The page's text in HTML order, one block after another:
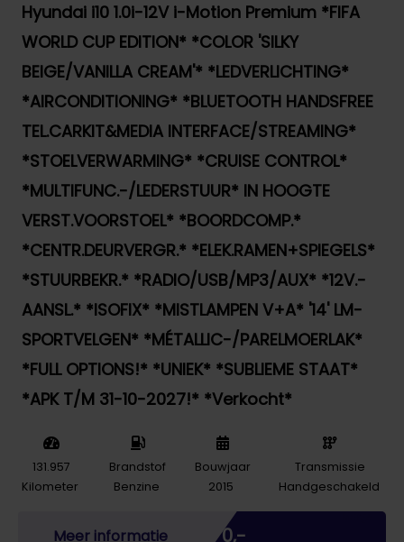
Hyundai i10 1.0i-12V i-Motion Premium *FIFA
WORLD CUP EDITION* *COLOR 'SILKY
BEIGE/VANILLA CREAM'* *LEDVERLICHTING*
*AIRCONDITIONING* *BLUETOOTH HANDSFREE
TEL.CARKIT&MEDIA INTERFACE/STREAMING*
*STOELVERWARMING* *CRUISE CONTROL*
*MULTIFUNC.-/LEDERSTUUR* IN HOOGTE
VERST.VOORSTOEL* *BOORDCOMP.*
*CENTR.DEURVERGR.* *ELEK.RAMEN+SPIEGELS*
*STUURBEKR.* *RADIO/USB/MP3/AUX* *12V.-
AANSL.* *ISOFIX* *MISTLAMPEN V+A* '14' LM-
SPORTVELGEN* *MÉTALLIC-/PARELMOERLAK*
*FULL OPTIONS!* *UNIEK* *SUBLIEME STAAT*
*APK T/M 31-10-2027!* *Verkocht*
131.957
Kilometer
Brandstof
Benzine
Bouwjaar
2015
Transmissie
Handgeschakeld
Meer informatie € 0,-